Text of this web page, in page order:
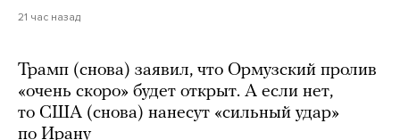
21 час назад
Трамп (снова) заявил, что Ормузский пролив
«очень скоро» будет открыт. А если нет,
то США (снова) нанесут «сильный удар»
по Ирану